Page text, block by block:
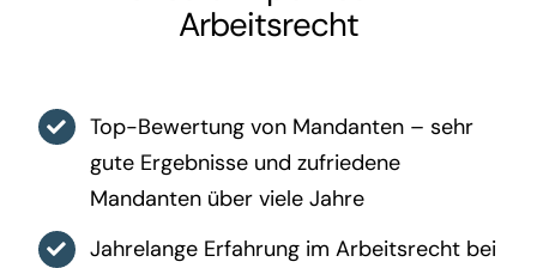
Arbeitsrecht
Top-Bewertung von Mandanten – sehr
gute Ergebnisse und zufriedene
Mandanten über viele Jahre
Jahrelange Erfahrung im Arbeitsrecht bei